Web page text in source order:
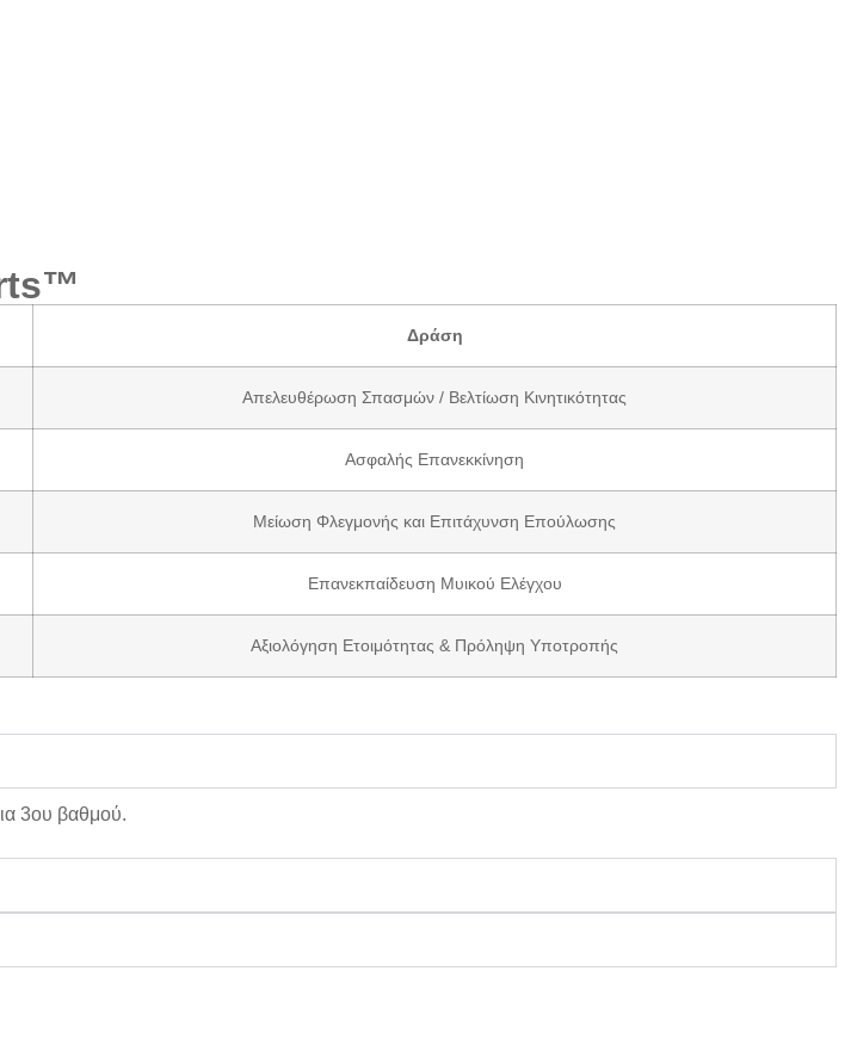
Δράση
Απελευθέρωση Σπασμών / Βελτίωση Κινητικότητας
Ασφαλής Επανεκκίνηση
Μείωση Φλεγμονής και Επιτάχυνση Επούλωσης
Επανεκπαίδευση Μυικού Ελέγχου
Αξιολόγηση Ετοιμότητας & Πρόληψη Υποτροπής
3ου βαθμού.